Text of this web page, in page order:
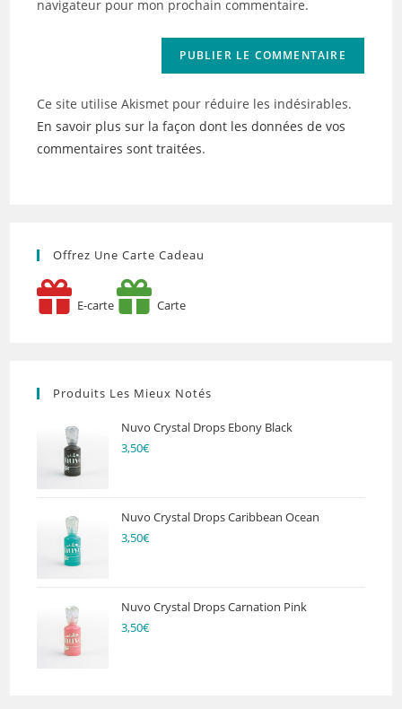
(facultatif)
navigateur pour mon prochain commentaire.
Ce site utilise Akismet pour réduire les indésirables.
En savoir plus sur la façon dont les données de vos
commentaires sont traitées.
Offrez Une Carte Cadeau
E-carte Carte
Produits Les Mieux Notés
Nuvo Crystal Drops Ebony Black
3,50€
Nuvo Crystal Drops Caribbean Ocean
3,50€
Nuvo Crystal Drops Carnation Pink
3,50€